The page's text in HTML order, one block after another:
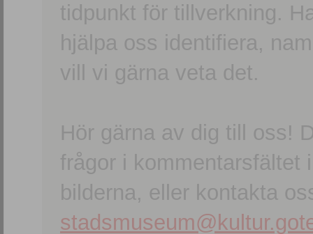
tidpunkt för tillverkning.
hjälpa oss identifiera,
vill vi gärna veta det.
Hör gärna av dig till oss!
frågor i kommentarsfältet
bilderna, eller kontakta